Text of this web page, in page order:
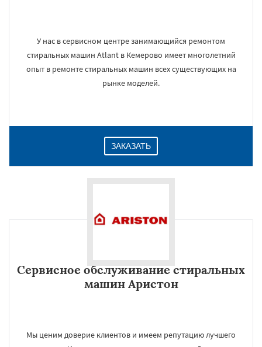
У нас в сервисном центре занимающийся ремонтом
стиральных машин Atlant в Кемерово имеет многолетний
опыт в ремонте стиральных машин всех существующих на
рынке моделей.
ЗАКАЗАТЬ
Сервисное обслуживание стиральных
машин Аристон
Мы ценим доверие клиентов и имеем репутацию лучшего